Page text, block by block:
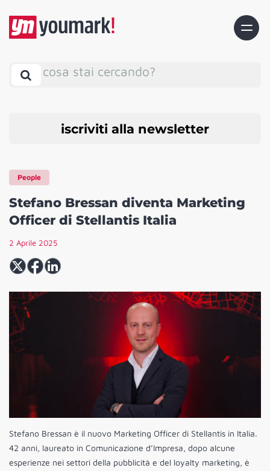
cosa stai cercando?
iscriviti alla newsletter
People
Stefano Bressan diventa Marketing
Officer di Stellantis Italia
2 Aprile 2025
Stefano Bressan è il nuovo Marketing Officer di Stellantis in Italia.
42 anni, laureato in Comunicazione d’Impresa, dopo alcune
esperienze nei settori della pubblicità e del loyalty marketing, è